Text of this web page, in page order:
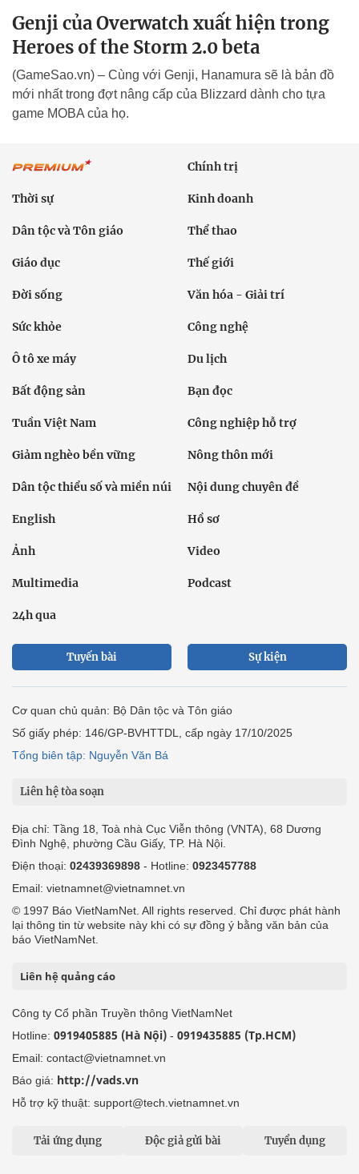
Genji của Overwatch xuất hiện trong
Heroes of the Storm 2.0 beta
(GameSao.vn) – Cùng với Genji, Hanamura sẽ là bản đồ
mới nhất trong đợt nâng cấp của Blizzard dành cho tựa
game MOBA của họ.
Chính trị
Thời sự Kinh doanh
Dân tộc và Tôn giáo Thể thao
Giáo dục Thế giới
Đời sống Văn hóa - Giải trí
Sức khỏe Công nghệ
Ô tô xe máy Du lịch
Bất động sản Bạn đọc
Tuần Việt Nam Công nghiệp hỗ trợ
Giảm nghèo bền vững Nông thôn mới
Dân tộc thiểu số và miền núi Nội dung chuyên đề
English Hồ sơ
Ảnh Video
Multimedia Podcast
24h qua
Tuyến bài Sự kiện
Cơ quan chủ quản: Bộ Dân tộc và Tôn giáo
Số giấy phép: 146/GP-BVHTTDL, cấp ngày 17/10/2025
Tổng biên tập: Nguyễn Văn Bá
Liên hệ tòa soạn
Địa chỉ: Tầng 18, Toà nhà Cục Viễn thông (VNTA), 68 Dương
Đình Nghệ, phường Cầu Giấy, TP. Hà Nội.
Điện thoại: 02439369898 - Hotline: 0923457788
Email: vietnamnet@vietnamnet.vn
© 1997 Báo VietNamNet. All rights reserved. Chỉ được phát hành
lại thông tin từ website này khi có sự đồng ý bằng văn bản của
báo VietNamNet.
Liên hệ quảng cáo
Công ty Cổ phần Truyền thông VietNamNet
Hotline: 0919405885 (Hà Nội) - 0919435885 (Tp.HCM)
Email: contact@vietnamnet.vn
Báo giá: http://vads.vn
Hỗ trợ kỹ thuật: support@tech.vietnamnet.vn
Tải ứng dụng Độc giả gửi bài Tuyển dụng